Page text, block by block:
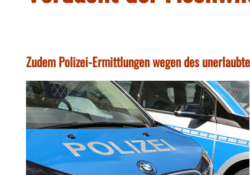
Zudem Polizei-Ermittlungen wegen des